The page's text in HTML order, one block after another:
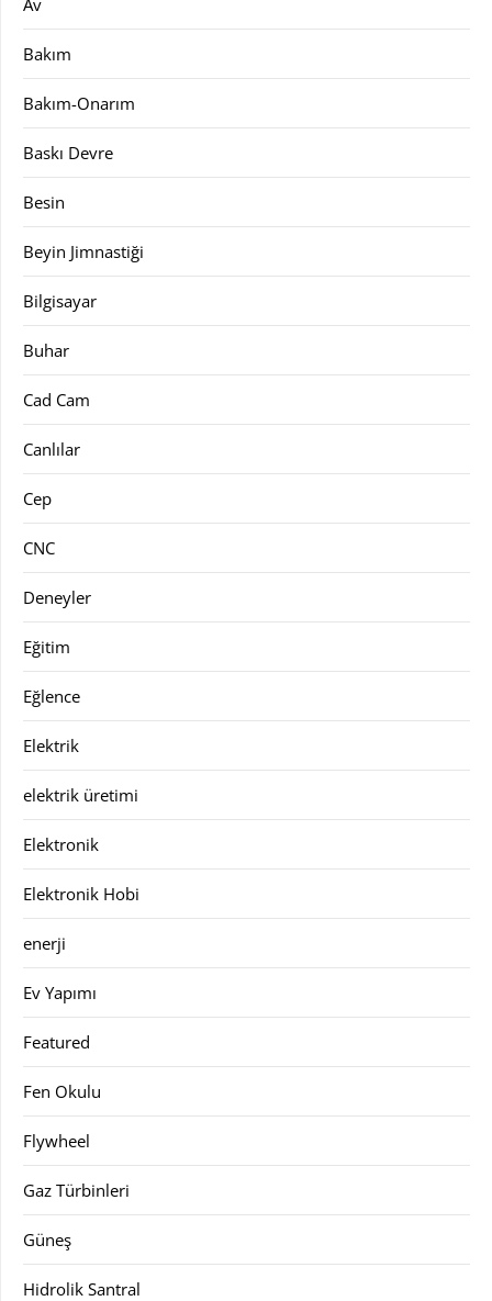
Av
Bakım
Bakım-Onarım
Baskı Devre
Besin
Beyin Jimnastiği
Bilgisayar
Buhar
Cad Cam
Canlılar
Cep
CNC
Deneyler
Eğitim
Eğlence
Elektrik
elektrik üretimi
Elektronik
Elektronik Hobi
enerji
Ev Yapımı
Featured
Fen Okulu
Flywheel
Gaz Türbinleri
Güneş
Hidrolik Santral